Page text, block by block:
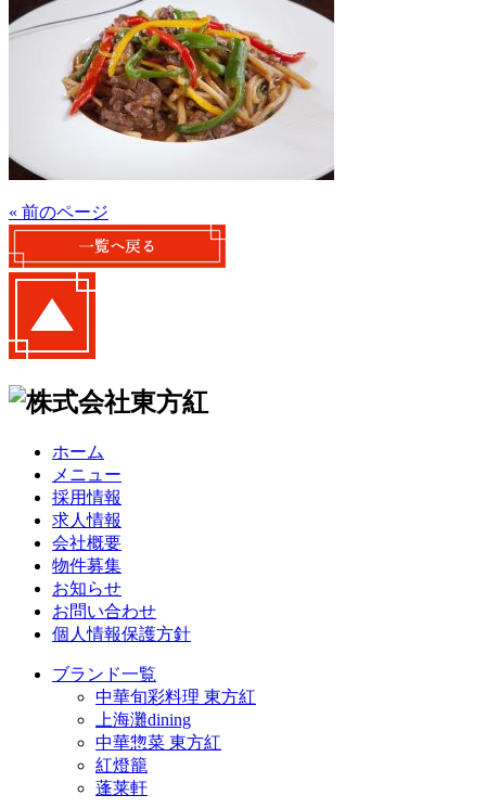
« 前のページ
ホーム
メニュー
採用情報
求人情報
会社概要
物件募集
お知らせ
お問い合わせ
個人情報保護方針
ブランド一覧
中華旬彩料理 東方紅
上海灘dining
中華惣菜 東方紅
紅燈籠
蓬莱軒